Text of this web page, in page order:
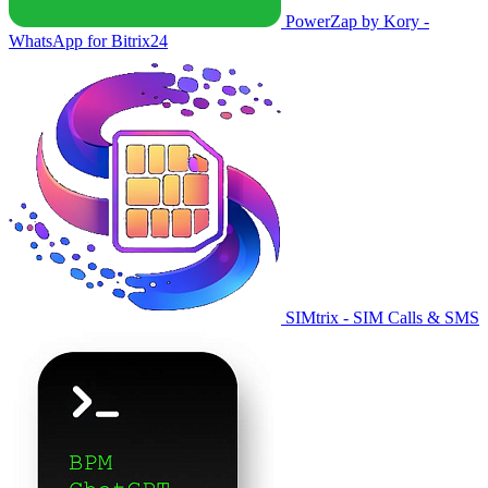
PowerZap by Kory -
WhatsApp for Bitrix24
SIMtrix - SIM Calls & SMS